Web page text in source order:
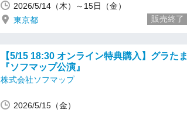
2026/5/14（木）～15日（金）
東京都
販売終了
【5/15 18:30 オンライン特典購入】グラたま
『ソフマップ公演』
株式会社ソフマップ
2026/5/15（金）